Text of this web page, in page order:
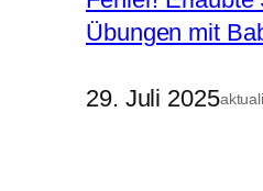
29. Juli 2025